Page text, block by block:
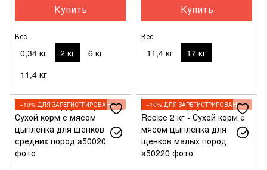
Купить
Вес
0,34 кг 2 кг
6 кг
11,4 кг
Купить
Вес
11,4 кг 17 кг
−10% ДЛЯ ЗАРЕГИСТРИРОВАННЫХ КЛИЕНТОВ −10% ДЛЯ ЗАРЕГИСТРИРОВАННЫХ КЛИЕНТОВ